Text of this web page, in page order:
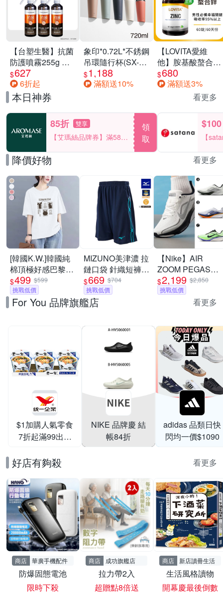
【台塑生醫】抗菌
防護噴霧255g 三
入組
$627
6折起
象印*0.72L*不銹鋼
吊環隨行杯(SX-
LA72H)
$1,188
滿額送10%
【LOVITA愛維
他】胺基酸螯合鋅
x2瓶30mg素食錠
(鋅錠)
$680
滿額送3%
本日神券 看更多
85折 雙享
【艾瑪絲品牌券】滿580
享85折！
領
取
$100
【
一件
降價好物 看更多
[韓國K.W.]韓國純
棉頂極好感巴黎設
計華麗上衣(壓褶/
中大尺碼/修身/輕
薄/小香風)
$499 $599
挑戰低價
MIZUNO美津濃 拉
鏈口袋 針織短褲
_32TBC533xx
$669 $704
挑戰低價
【Nike】AIR
ZOOM PEGASUS
42 RR 慢跑鞋 運
動鞋 男 A-
II7210100 B-
款
$2,199 $2,850
挑戰低價
For You 品牌旗艦店 看更多
$1加購人氣零食
7折起滿99出貨
NIKE 品牌慶 結
帳84折
adidas 品類日快
閃均一價$1090
好店有夠殺 看更多
商店 華廣手機配件
防爆固態電池
限時下殺
商店 成功旗艦店
拉力帶2入
超贈點8倍送
商店 新店讀冊生活
生活風格讀物
開幕慶最後倒數